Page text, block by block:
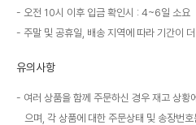
오전 10시 이후 입금 확인시 : 4~6일 소요
주말 및 공휴일, 배송 지역에 따라 기간이
유의사항
여러 상품을 함께 주문하신 경우 재고 상황
으며, 각 상품에 대한 주문상태 및 송장번